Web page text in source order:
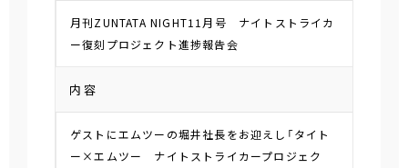
月刊ZUNTATA NIGHT11月号 ナイトストライカ
ー復刻プロジェクト進捗報告会
内容
ゲストにエムツーの堀井社長をお迎えし「タイト
ー×エムツー ナイトストライカープロジェク